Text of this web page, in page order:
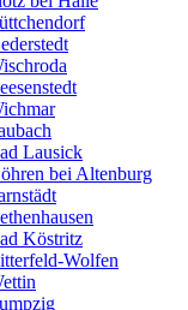
Lausick
bei Altenburg
Köstritz
Wolfen